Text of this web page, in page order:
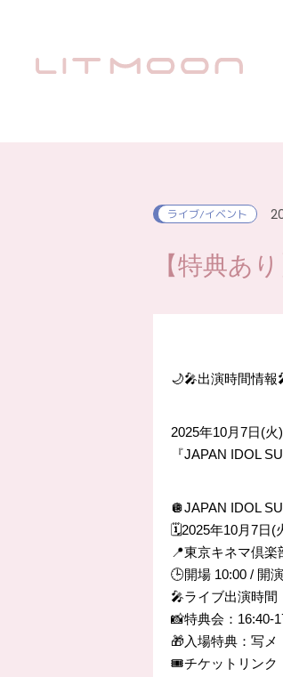
ライブ/イベント
【特典あ
🌙🎤出演時間情報
2025年10月7日(火)
『JAPAN IDOL
🪩JAPAN IDOL
🗓️2025年10月7日(
📍東京キネマ倶楽
🕒開場 10:00 / 開
🎤ライブ出演時間
📸特典会：16:40-
🎁入場特典：写メ
🎟️チケットリンク